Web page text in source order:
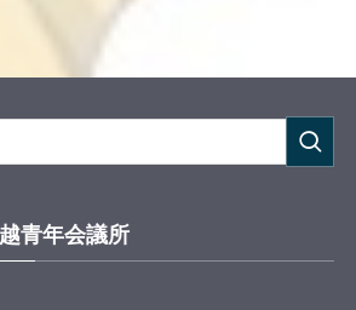
ていただきます。
続可能な企業経営の在り方」をテ
きます。人と組織を繋ぐ経営の実
企業づくりや持続可能な企業経営
若手経営者と交流したい方
青年会議所